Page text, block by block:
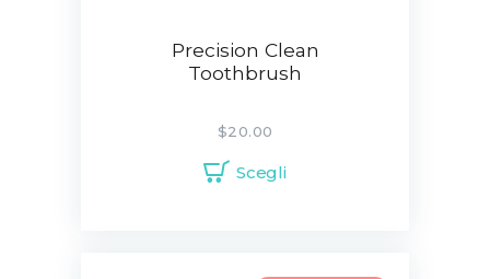
Precision Clean
Toothbrush
$20.00
Scegli